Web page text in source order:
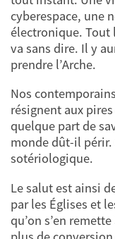
cyberespace, une
électronique. Tout
va sans dire. Il y
prendre l’Arche.
Nos
résignent aux
quelque part de
monde dût-il
sotériologique.
Le salut est ainsi
par les Églises et
qu’on s’en